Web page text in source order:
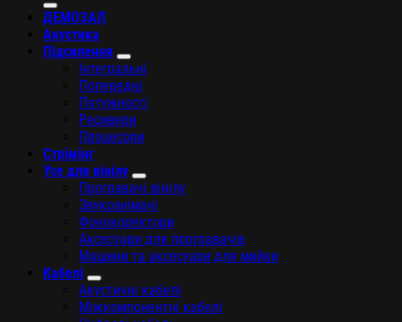
ДЕМОЗАЛ
Акустика
Підсилення
Інтегральні
Попередні
Потужності
Ресивери
Процесори
Стрімінг
Усе для вінілу
Програвачі вінілу
Звукознімачі
Фонокоректори
Аксесуари для програвачів
Машини та аксесуари для мийки
Кабелі
Акустичні кабелі
Міжкомпонентні кабелі